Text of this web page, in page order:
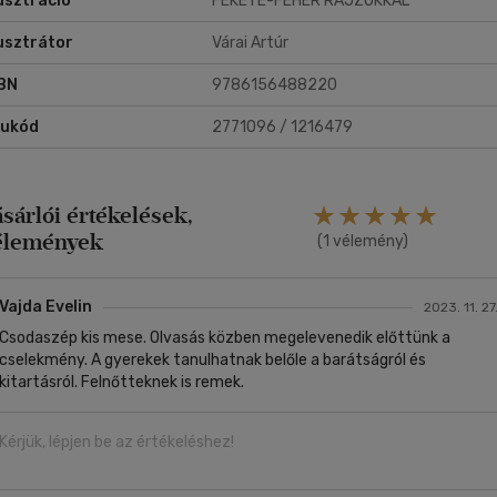
Várai Artúr
9786156488220
2771096 / 1216479
értékelések,
(1 vélemény)
Vajda Evelin 2023. 11. 27.
Csodaszép kis mese. Olvasás közben megelevenedik előttünk a
cselekmény. A gyerekek tanulhatnak belőle a barátságról és
kitartásról. Felnőtteknek is remek.
Kérjük, lépjen be az értékeléshez!